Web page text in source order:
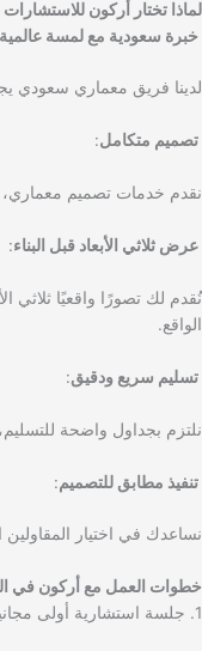
لماذا تختار أركون
خبرة سعودية مع لمسة عالمية
لدينا فريق معماري سعودي
تصميم متكامل:
نقدم خدمات تصميم
عرض ثلاثي الأبعاد قبل البناء:
نُقدم لك تصورًا واقعيًا
الواقع.
تسليم سريع ودقيق:
نلتزم بجداول واضحة
تنفيذ مطابق للتصميم:
نساعدك في اختيار المقاولين
خطوات العمل مع أركون في
1. جلسة استشارية أولى مجانية